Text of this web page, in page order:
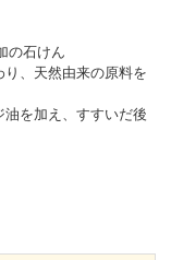
の石けん
、天然由来の原料を
を加え、すすいだ後